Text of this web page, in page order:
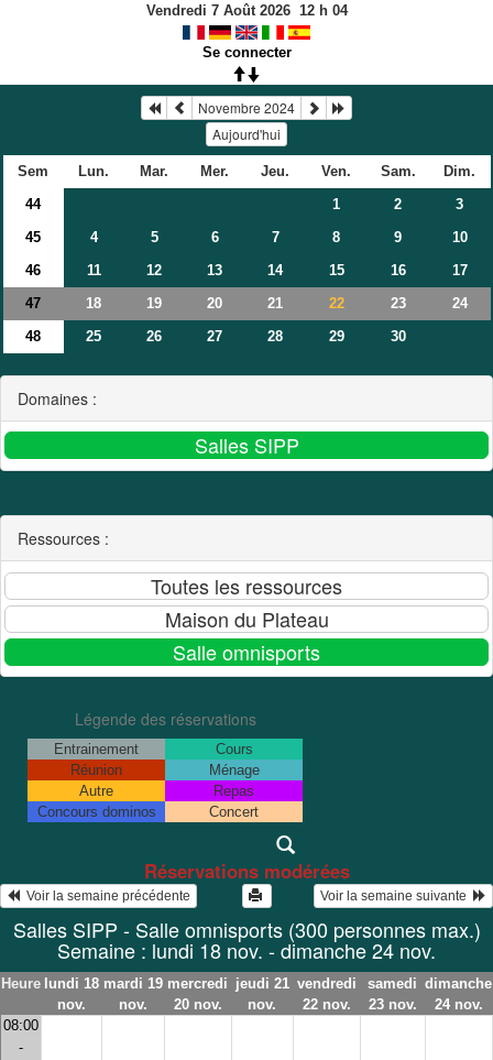
Vendredi 7 Août 2026 12h 04
Se connecter
Novembre 2024
Aujourd'hui
Sem Lun. Mar. Mer. Jeu. Ven. Sam.
Dim.
44
1 2
3
45
4 5 6 7 8 9
10
46
11 12 13 14 15 16
17
47
18 19 20 21 22 23
24
48
25 26 27 28 29 30
Domaines :
Ressources :
Légende des réservations
Entrainement
Cours
Réunion
Ménage
Autre
Repas
Concours dominos
Concert
Réservations modérées
  Voir la semaine précédente
Voir la semaine suivante
Salles SIPP - Salle omnisports (300 personnes max.)
Semaine : lundi 18 nov. - dimanche 24 nov.
Heure lundi 18
nov.
mardi 19
nov.
mercredi
20 nov.
jeudi 21
nov.
vendredi
22 nov.
samedi
23 nov.
dimanche
24 nov.
08:00
-